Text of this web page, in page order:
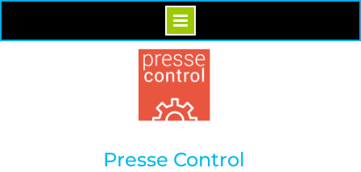
Skip
Presse Control